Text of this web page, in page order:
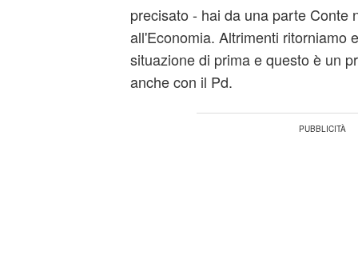
precisato - hai da una parte Conte
all'Economia. Altrimenti ritorniamo
situazione di prima e questo è un
anche con il Pd.